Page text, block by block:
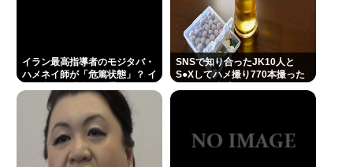
イラン最高指導者のモジタバ・
ハメネイ師が「危篤状態」？ イ
難しい」
SNSで知り合ったJK10人と
S●Xしてハメ撮り770本撮った